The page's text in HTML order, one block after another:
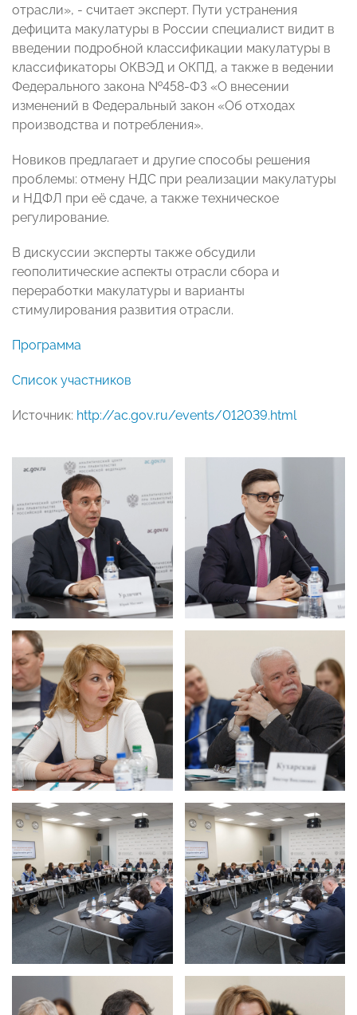
отрасли», - считает эксперт. Пути устранения
дефицита макулатуры в России специалист видит в
введении подробной классификации макулатуры в
классификаторы ОКВЭД и ОКПД, а также в ведении
Федерального закона №458-ФЗ «О внесении
изменений в Федеральный закон «Об отходах
производства и потребления».
Новиков предлагает и другие способы решения
проблемы: отмену НДС при реализации макулатуры
и НДФЛ при её сдаче, а также техническое
регулирование.
В дискуссии эксперты также обсудили
геополитические аспекты отрасли сбора и
переработки макулатуры и варианты
стимулирования развития отрасли.
Программа
Список участников
Источник: http://ac.gov.ru/events/012039.html